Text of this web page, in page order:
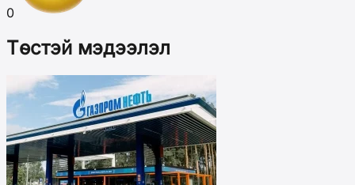
0
Төстэй мэдээлэл